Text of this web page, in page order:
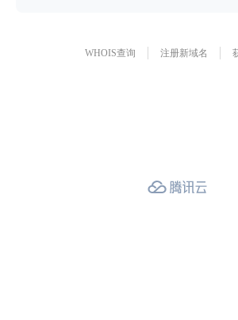
WHOIS查询 注册新域名